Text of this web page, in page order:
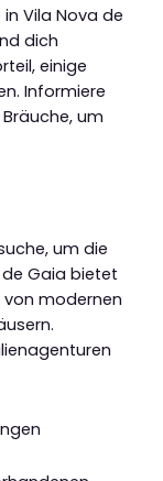
Vila Nova de
dich
einige
Informiere
um
um die
Gaia bietet
von modernen